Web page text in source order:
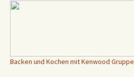
Backen und Kochen mit Kenwood Gruppe